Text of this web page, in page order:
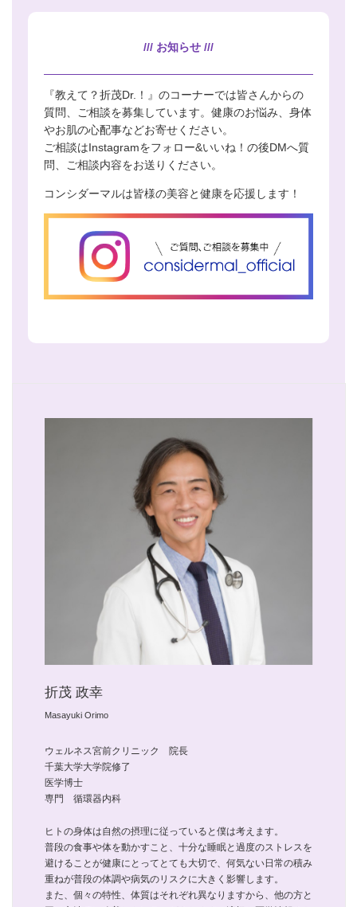
/// お知らせ ///
『教えて？折茂Dr.！』のコーナーでは皆さんからの
質問、ご相談を募集しています。健康のお悩み、身体
やお肌の心配事などお寄せください。
ご相談はInstagramをフォロー&いいね！の後DMへ質
問、ご相談内容をお送りください。
コンシダーマルは皆様の美容と健康を応援します！
折茂 政幸
Masayuki Orimo
ウェルネス宮前クリニック 院長
千葉大学大学院修了
医学博士
専門 循環器内科
ヒトの身体は自然の摂理に従っていると僕は考えます。
普段の食事や体を動かすこと、十分な睡眠と過度のストレスを
避けることが健康にとってとても大切で、何気ない日常の積み
重ねが普段の体調や病気のリスクに大きく影響します。
また、個々の特性、体質はそれぞれ異なりますから、他の方と